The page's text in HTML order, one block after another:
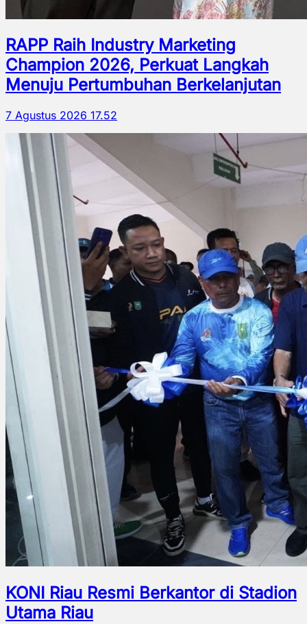
RAPP Raih Industry Marketing
Champion 2026, Perkuat Langkah
Menuju Pertumbuhan Berkelanjutan
7 Agustus 2026 17.52
KONI Riau Resmi Berkantor di Stadion
Utama Riau